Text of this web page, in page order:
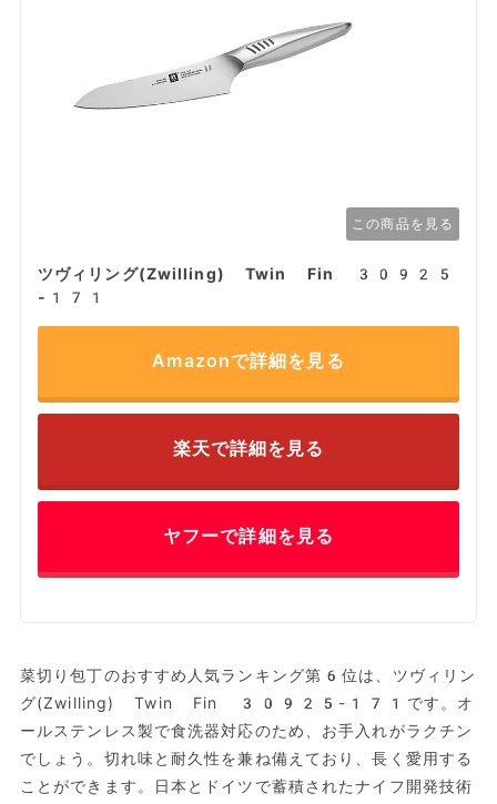
この商品を見る
ツヴィリング(Zwilling) Twin Fin 30925
-171
Amazonで詳細を見る
楽天で詳細を見る
ヤフーで詳細を見る
菜切り包丁のおすすめ人気ランキング第6位は、ツヴィリン
グ(Zwilling) Twin Fin 30925-171です。オ
ールステンレス製で食洗器対応のため、お手入れがラクチン
でしょう。切れ味と耐久性を兼ね備えており、長く愛用する
ことができます。日本とドイツで蓄積されたナイフ開発技術